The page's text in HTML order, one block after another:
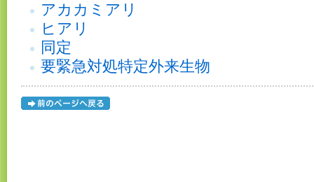
アカカミアリ
ヒアリ
同定
要緊急対処特定外来生物